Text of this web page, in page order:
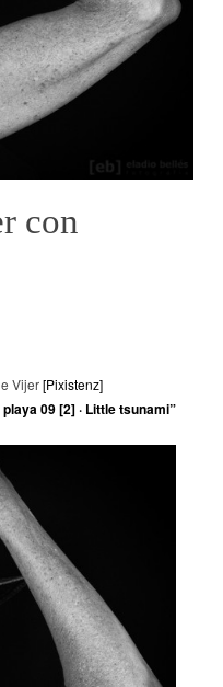
con
Vijer[Pixistenz]
09 [2] · Little tsunami”